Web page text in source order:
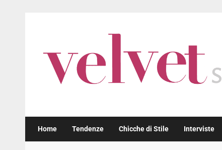
Home Tendenze Chicche di Stile Interviste